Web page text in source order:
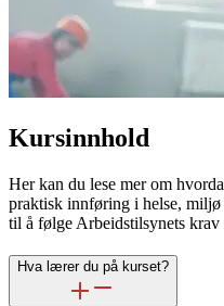
Kursinnhold
Her kan du lese mer om
praktisk innføring i helse,
til å følge Arbeidstilsynets
Hva lærer du på kurset?